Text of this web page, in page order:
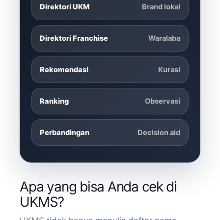
Direktori UKM Brand lokal
Direktori Franchise Waralaba
Rekomendasi Kurasi
Ranking Observasi
Perbandingan Decision aid
Apa yang bisa Anda cek di
UKMS?